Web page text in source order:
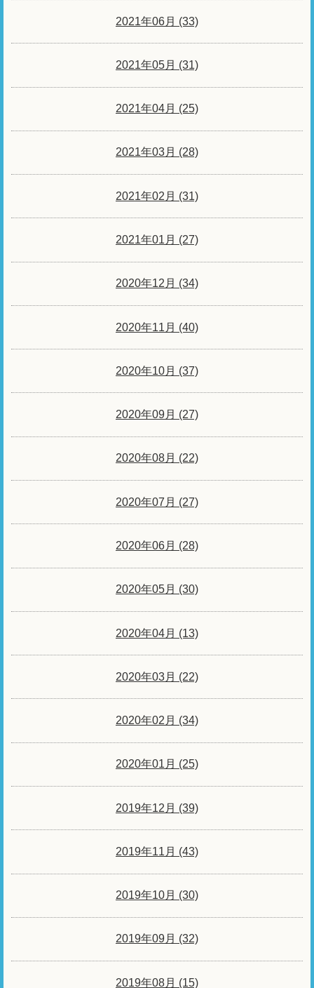
2021年06月 (33)
2021年05月 (31)
2021年04月 (25)
2021年03月 (28)
2021年02月 (31)
2021年01月 (27)
2020年12月 (34)
2020年11月 (40)
2020年10月 (37)
2020年09月 (27)
2020年08月 (22)
2020年07月 (27)
2020年06月 (28)
2020年05月 (30)
2020年04月 (13)
2020年03月 (22)
2020年02月 (34)
2020年01月 (25)
2019年12月 (39)
2019年11月 (43)
2019年10月 (30)
2019年09月 (32)
2019年08月 (15)